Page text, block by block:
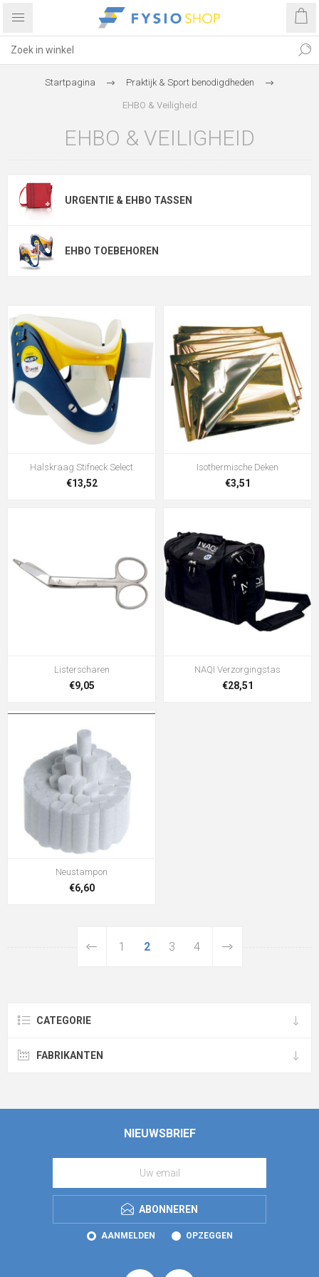
Startpagina Praktijk & Sport benodigdheden
EHBO & Veiligheid
EHBO & VEILIGHEID
URGENTIE & EHBO TASSEN
EHBO TOEBEHOREN
Halskraag Stifneck Select
€13,52
Isothermische Deken
€3,51
Listerscharen
€9,05
NAQI Verzorgingstas
€28,51
Neustampon
€6,60
1 2 3 4
CATEGORIE
FABRIKANTEN
NIEUWSBRIEF
ABONNEREN
AANMELDEN OPZEGGEN